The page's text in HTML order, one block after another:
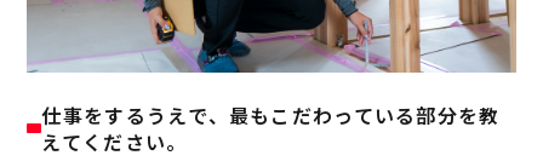
仕事をするうえで、最もこだわっている部分を教
えてください。